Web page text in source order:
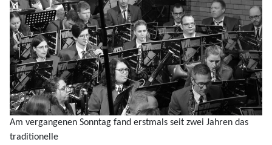
Am vergangenen Sonntag fand erstmals seit zwei Jahren das
traditionelle